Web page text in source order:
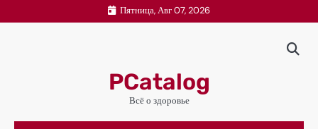
к
Пятница, Авг 07, 2026
PCatalog
Всё о здоровье